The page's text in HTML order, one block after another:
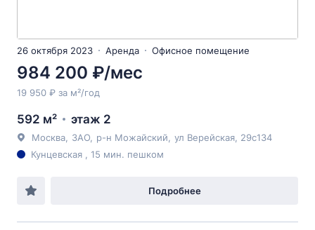
26 октября 2023 Аренда Офисное помещение
984 200 ₽/мес
19 950 ₽ за м²/год
592 м² этаж 2
Москва ЗАО р-н Можайский ул Верейская , 29с134
Кунцевская , 15 мин. пешком
Подробнее